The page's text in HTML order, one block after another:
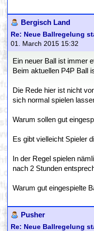
Bergisch Land
Re: Neue Ballregelung
01. March 2015 15:32
Ein neuer Ball ist immer
Beim aktuellen P4P Ball
Die Rede hier ist nicht
sich normal spielen
Warum sollen gut
Es gibt vielleicht Spieler
In der Regel spielen
nach 2 Stunden
Warum gut eingespielte
Pusher
Re: Neue Ballregelung